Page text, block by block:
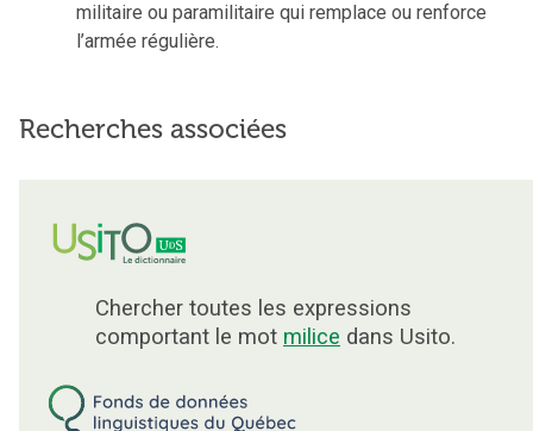
militaire ou paramilitaire qui remplace ou renforce
l’armée régulière.
Recherches associées
Chercher toutes les expressions
comportant le mot milice dans Usito.